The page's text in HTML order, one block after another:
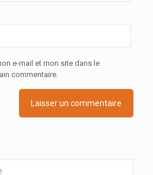
e-mail et mon site dans le
commentaire.